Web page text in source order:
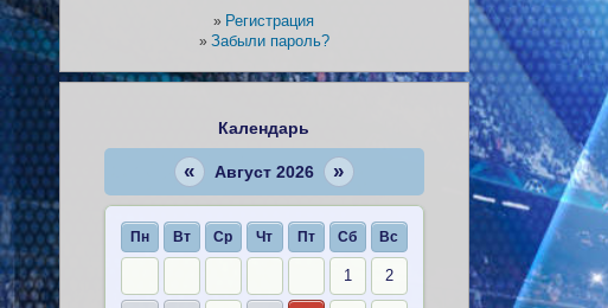
» Регистрация
» Забыли пароль?
Календарь
« Август 2026 »
Пн Вт Ср Чт Пт Сб Вс
1 2